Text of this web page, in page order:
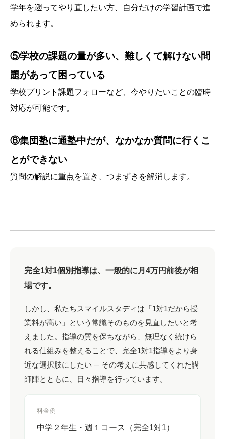
学年を遡ってやり直したい方、自分だけの学習計画で進
められます。
⑤学校の課題の量が多い、難しくて解けない問
題があって困っている
学校プリント課題フォローなど、今やりたいことの臨時
対応が可能です。
⑥集団塾に通塾中だが、なかなか質問に行くこ
とができない
質問の解説に重点を置き、つまずきを解消します。
完全1対1個別指導は、一般的に月4万円前後が相
場です。
しかし、私たちスマイルスタディは「1対1だから授
業料が高い」という常識そのものを見直したいと考
えました。指導の質を保ちながら、無理なく続けら
れる仕組みを整えることで、完全1対1指導をより身
近な選択肢にしたい ─ その考えに共感してくれた講
師陣とともに、日々指導を行っています。
料金例
中学２年生・週１コース（完全1対1）